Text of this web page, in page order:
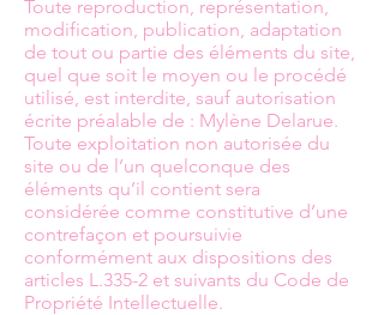
Toute reproduction, représentation,
modification, publication, adaptation
de tout ou partie des éléments du site,
quel que soit le moyen ou le procédé
utilisé, est interdite, sauf autorisation
écrite préalable de : Mylène Delarue.
Toute exploitation non autorisée du
site ou de l’un quelconque des
éléments qu’il contient sera
considérée comme constitutive d’une
contrefaçon et poursuivie
conformément aux dispositions des
articles L.335-2 et suivants du Code de
Propriété Intellectuelle.